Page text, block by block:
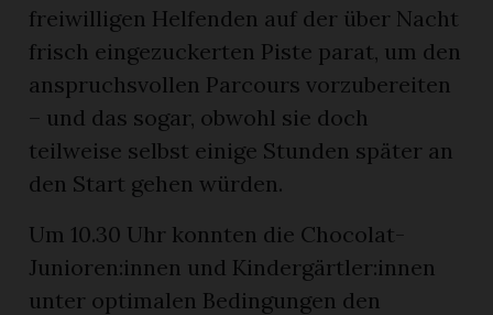
freiwilligen Helfenden auf der über Nacht
frisch eingezuckerten Piste parat, um den
anspruchsvollen Parcours vorzubereiten
– und das sogar, obwohl sie doch
teilweise selbst einige Stunden später an
den Start gehen würden.
Um 10.30 Uhr konnten die Chocolat-
Junioren:innen und Kindergärtler:innen
unter optimalen Bedingungen den